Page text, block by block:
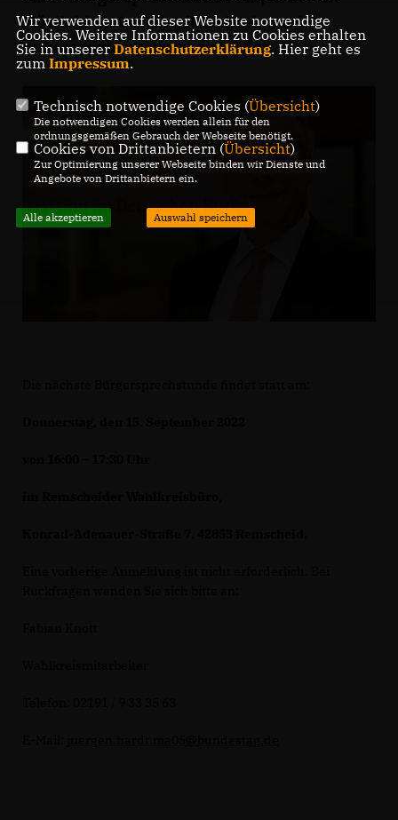
Möglichkeit besteht, ihm direkt und
unkompliziert Fragen zu stellen.
Wir verwenden auf dieser Website notwendige
Cookies. Weitere Informationen zu Cookies erhalten
Sie in unserer Datenschutzerklärung. Hier geht es
zum Impressum.
Technisch notwendige Cookies (Übersicht)
Die notwendigen Cookies werden allein für den
ordnungsgemäßen Gebrauch der Webseite benötigt.
Cookies von Drittanbietern (Übersicht)
Zur Optimierung unserer Webseite binden wir Dienste und
Angebote von Drittanbietern ein.
Alle akzeptieren Auswahl speichern